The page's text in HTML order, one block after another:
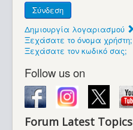
Σύνδεση
Δημιουργία λογαριασμού
Ξεχάσατε το όνομα χρήστη;
Ξεχάσατε τον κωδικό σας;
Follow us on
Forum Latest Topics